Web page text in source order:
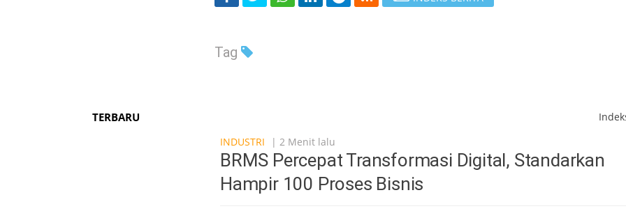
Tag
TERBARU
INDUSTRI
| 2 Menit lalu
BRMS Percepat Transformasi Digital, Standarkan
Hampir 100 Proses Bisnis